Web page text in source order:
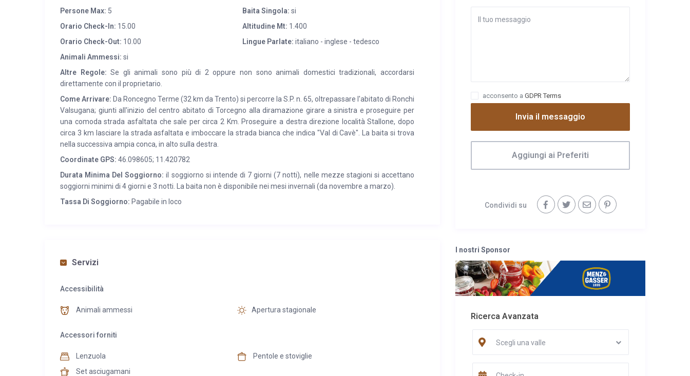
Persone Max: 5 Baita Singola: si
Orario Check-In: 15.00 Altitudine Mt: 1.400
Orario Check-Out: 10.00 Lingue Parlate: italiano - inglese - tedesco
Animali Ammessi: si
Altre Regole: Se gli animali sono più di 2 oppure non sono animali domestici tradizionali, accordarsi
direttamente con il proprietario.
Come Arrivare: Da Roncegno Terme (32 km da Trento) si percorre la S.P. n. 65, oltrepassare l'abitato di Ronchi
Valsugana; giunti all'inizio del centro abitato di Torcegno alla diramazione girare a sinistra e proseguire per
una comoda strada asfaltata che sale per circa 2 Km. Proseguire a destra direzione località Stallone, dopo
circa 3 km lasciare la strada asfaltata e imboccare la strada bianca che indica "Val di Cavè". La baita si trova
nella successiva ampia conca, in alto sulla destra.
Coordinate GPS: 46.098605; 11.420782
Durata Minima Del Soggiorno: il soggiorno si intende di 7 giorni (7 notti), nelle mezze stagioni si accettano
soggiorni minimi di 4 giorni e 3 notti. La baita non è disponibile nei mesi invernali (da novembre a marzo).
Tassa Di Soggiorno: Pagabile in loco
Servizi
Accessibilità
Animali ammessi Apertura stagionale
Accessori forniti
Lenzuola
Pentole e stoviglie
Set asciugamani
acconsento a GDPR Terms
Invia il messaggio
Aggiungi ai Preferiti
Condividi su
I nostri Sponsor
Ricerca Avanzata
Scegli una valle